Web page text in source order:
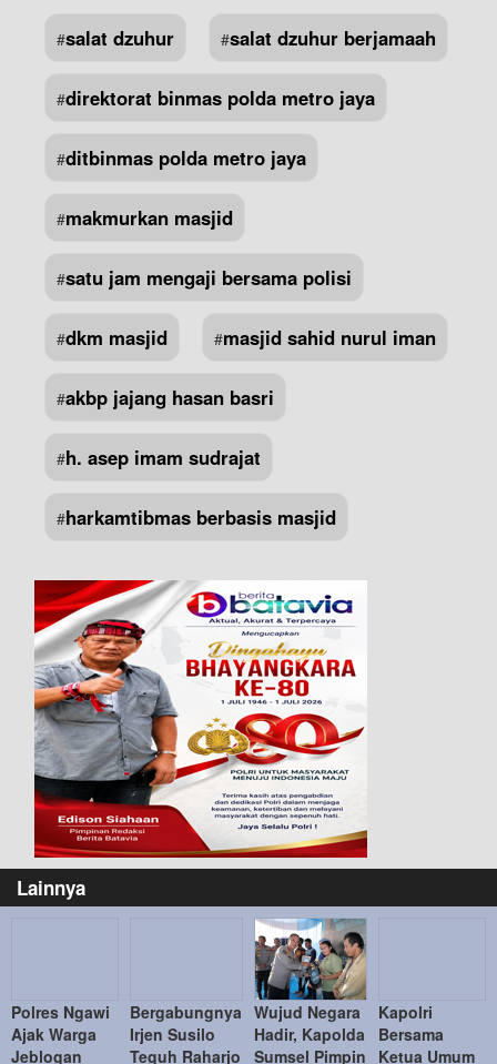
#salat dzuhur #salat dzuhur berjamaah
#direktorat binmas polda metro jaya
#ditbinmas polda metro jaya
#makmurkan masjid
#satu jam mengaji bersama polisi
#dkm masjid #masjid sahid nurul iman
#akbp jajang hasan basri
#h. asep imam sudrajat
#harkamtibmas berbasis masjid
Lainnya
Polres Ngawi
Ajak Warga
Jeblogan
Bergabungnya
Irjen Susilo
Teguh Raharjo
Wujud Negara
Hadir, Kapolda
Sumsel Pimpin
Kapolri
Bersama
Ketua Umum